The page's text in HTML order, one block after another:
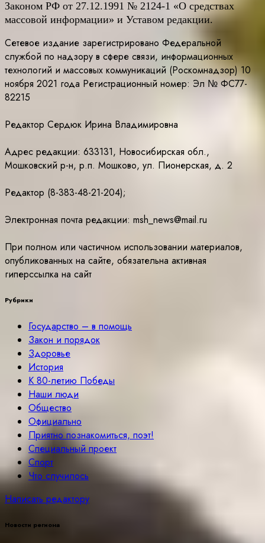
Законом РФ от 27.12.1991 № 2124-1 «О средствах
массовой информации» и Уставом редакции.
Сетевое издание зарегистрировано Федеральной
службой по надзору в сфере связи, информационных
технологий и массовых коммуникаций (Роскомнадзор) 10
ноября 2021 года Регистрационный номер: Эл № ФС77-
82215
Редактор Сердюк Ирина Владимировна
Адрес редакции: 633131, Новосибирская обл.,
Мошковский р-н, р.п. Мошково, ул. Пионерская, д. 2
Редактор (8-383-48-21-204);
Электронная почта редакции: msh_news@mail.ru
При полном или частичном использовании материалов,
опубликованных на сайте, обязательна активная
гиперссылка на сайт
Рубрики
Государство – в помощь
Закон и порядок
Здоровье
История
К 80-летию Победы
Наши люди
Общество
Официально
Приятно познакомиться, поэт!
Специальный проект
Спорт
Что случилось
Написать редактору
Новости региона